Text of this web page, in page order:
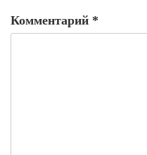
Комментарий *